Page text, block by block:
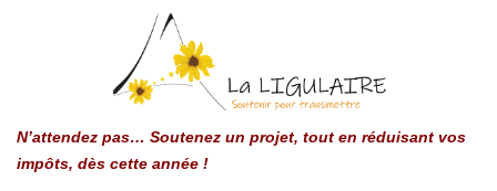
N’attendez pas… Soutenez un projet, tout en réduisant vos
impôts, dès cette année !